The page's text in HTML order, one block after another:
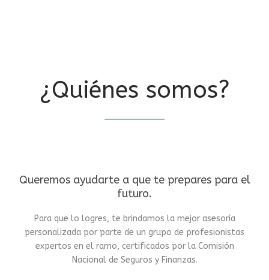
¿Quiénes somos?
Queremos ayudarte a que te prepares para el
futuro.
Para que lo logres, te brindamos la mejor asesoría
personalizada por parte de un grupo de profesionistas
expertos en el ramo, certificados por la Comisión
Nacional de Seguros y Finanzas.